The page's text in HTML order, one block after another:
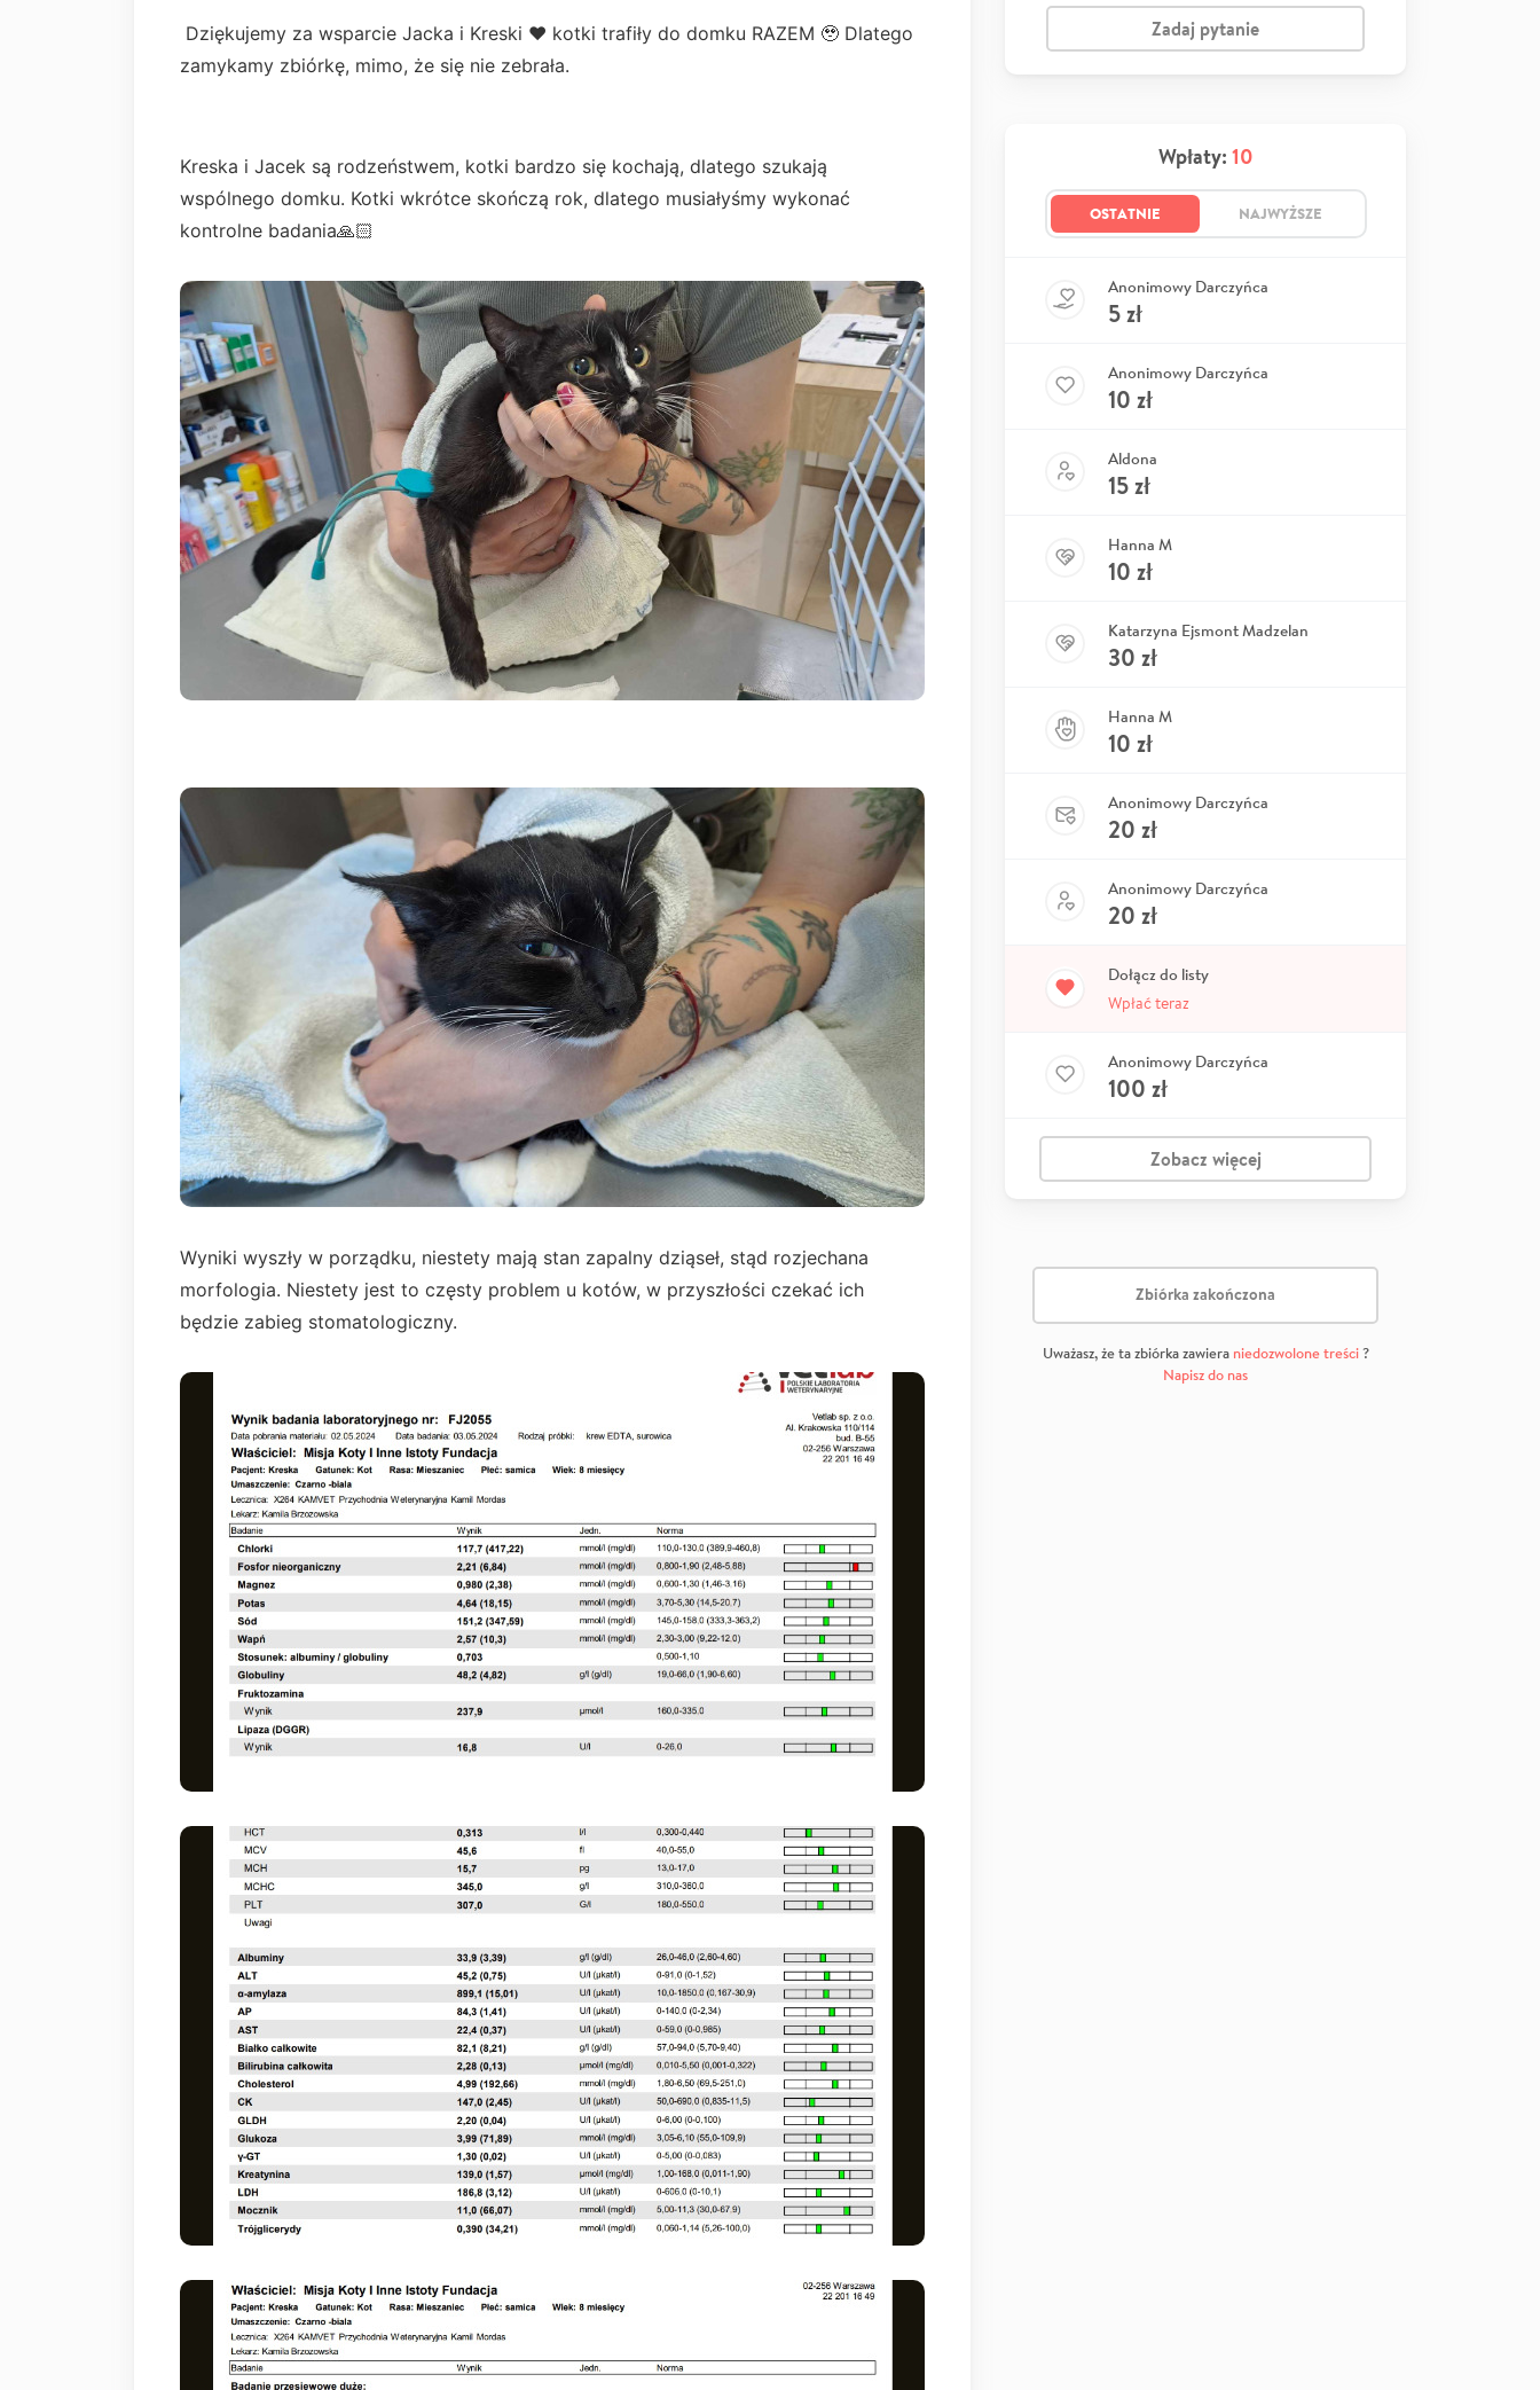
Dziękujemy za wsparcie Jacka i Kreski ♥️ kotki trafiły do domku RAZEM 🥹 Dlatego
zamykamy zbiórkę, mimo, że się nie zebrała.
Kreska i Jacek są rodzeństwem, kotki bardzo się kochają, dlatego szukają
wspólnego domku. Kotki wkrótce skończą rok, dlatego musiałyśmy wykonać
kontrolne badania🙏🏻
Wyniki wyszły w porządku, niestety mają stan zapalny dziąseł, stąd rozjechana
morfologia. Niestety jest to częsty problem u kotów, w przyszłości czekać ich
będzie zabieg stomatologiczny.
Zadaj pytanie
Wpłaty: 10
OSTATNIE NAJWYŻSZE
Anonimowy Darczyńca
5zł
Anonimowy Darczyńca
10 zł
Aldona
15zł
Hanna M
10 zł
Katarzyna Ejsmont Madzelan
30 zł
Hanna M
10 zł
Anonimowy Darczyńca
20 zł
Anonimowy Darczyńca
20 zł
Dołącz do listy
Wpłać teraz
Anonimowy Darczyńca
100 zł
Zobacz więcej
Zbiórka zakończona
Uważasz, że ta zbiórka zawiera niedozwolone treści?
Napisz do nas